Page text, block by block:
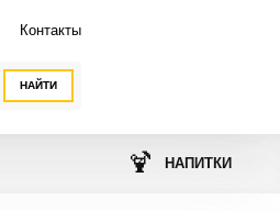
НАЙТИ
Контакты
🍹 НАПИТКИ